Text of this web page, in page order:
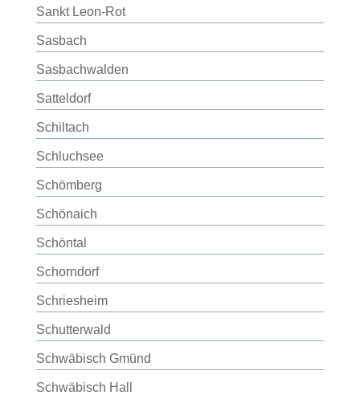
Sankt Leon-Rot
Sasbach
Sasbachwalden
Satteldorf
Schiltach
Schluchsee
Schömberg
Schönaich
Schöntal
Schorndorf
Schriesheim
Schutterwald
Schwäbisch Gmünd
Schwäbisch Hall